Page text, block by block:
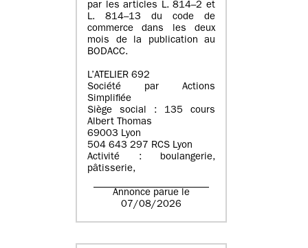
par les articles L. 814–2 et
L. 814–13 du code de
commerce dans les deux
mois de la publication au
BODACC.
L’ATELIER 692
Société par Actions
Simplifiée
Siège social : 135 cours
Albert Thomas
69003 Lyon
504 643 297 RCS Lyon
Activité : boulangerie,
pâtisserie,
Annonce parue le
07/08/2026